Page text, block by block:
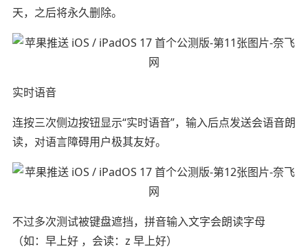
天，之后将永久删除。
实时语音
连按三次侧边按钮显示“实时语音”，输入后点发送会语音朗
读，对语言障碍用户极其友好。
不过多次测试被键盘遮挡，拼音输入文字会朗读字母
（如：早上好 ，会读：z 早上好）